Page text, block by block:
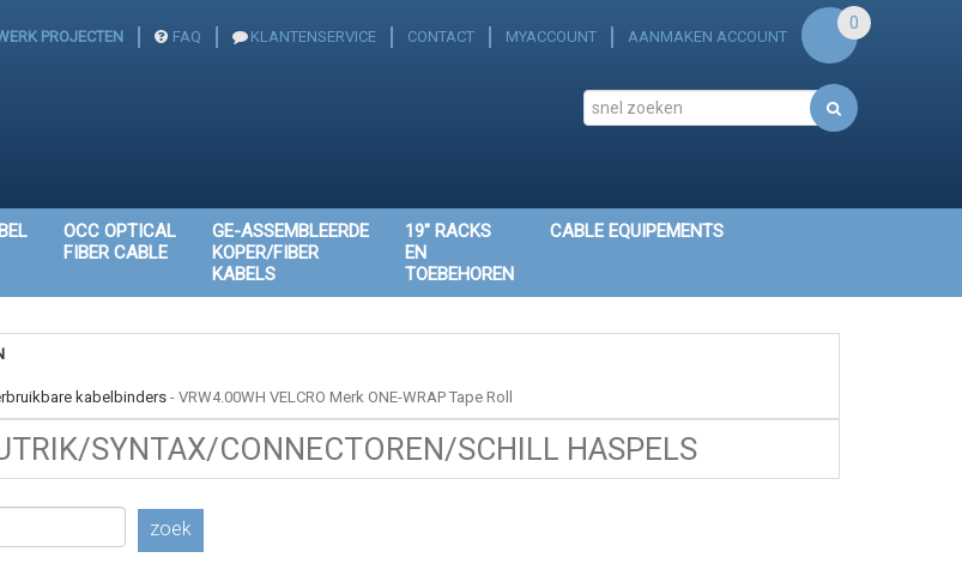
PROJECTEN FAQ KLANTENSERVICE CONTACT MYACCOUNT AANMAKEN ACCOUNT
0
OCC OPTICAL
FIBER CABLE
GE-ASSEMBLEERDE
KOPER/FIBER
KABELS
19" RACKS
EN
TOEBEHOREN
CABLE EQUIPEMENTS
kabelbinders- VRW4.00WH VELCRO Merk ONE-WRAP Tape Roll
SYNTAX/CONNECTOREN/SCHILL HASPELS
zoek